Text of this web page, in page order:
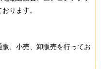
ります。
、小売、卸販売を行ってお